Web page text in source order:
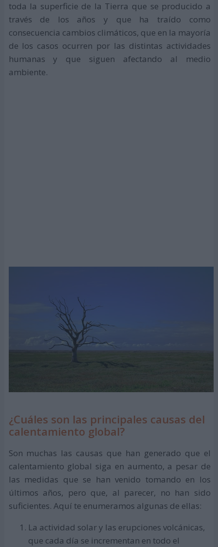
toda la superficie de la Tierra que se producido a
través de los años y que ha traído como
consecuencia cambios climáticos, que en la mayoría
de los casos ocurren por las distintas actividades
humanas y que siguen afectando al medio
ambiente.
¿Cuáles son las principales causas del
calentamiento global?
Son muchas las causas que han generado que el
calentamiento global siga en aumento, a pesar de
las medidas que se han venido tomando en los
últimos años, pero que, al parecer, no han sido
suficientes. Aquí te enumeramos algunas de ellas:
La actividad solar y las erupciones volcánicas,
que cada día se incrementan en todo el